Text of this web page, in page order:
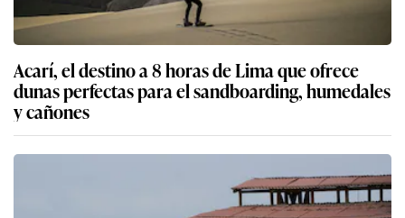
Acarí, el destino a 8 horas de Lima que ofrece
dunas perfectas para el sandboarding, humedales
y cañones